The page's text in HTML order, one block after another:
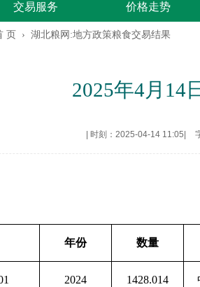
交易服务 价格走势
页 › 湖北粮网:地方政策粮食交易结果
2025年4月14
时刻：2025-04-14 11:05
年份 数量
2024 1428.014